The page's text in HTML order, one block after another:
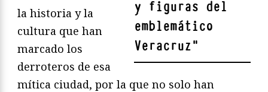
y figuras del
emblemático
Veracruz"
la historia y la
cultura que han
marcado los
derroteros de esa
mítica ciudad, por la que no solo han